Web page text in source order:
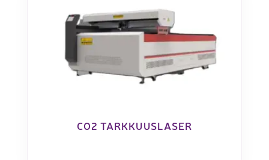
CO2 TARKKUUSLASER